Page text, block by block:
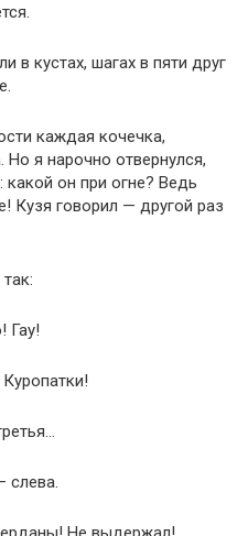
в кустах, шагах в пяти друг
каждая кочечка,
я нарочно отвернулся,
какой он при огне? Ведь
Кузя говорил — другой раз
Гау!
слева.